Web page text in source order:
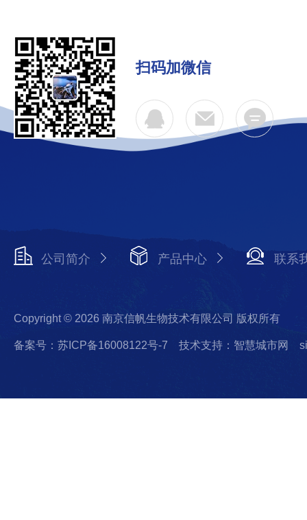
扫码加微信
公司简介 产品中心 联系
Copyright © 2026 南京信帆生物技术有限公司 版权所有
备案号：苏ICP备16008122号-7 技术支持：智慧城市网